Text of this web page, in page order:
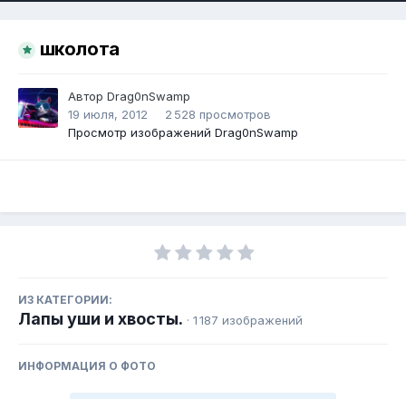
школота
Автор Drag0nSwamp
19 июля, 2012
2 528 просмотров
Просмотр изображений Drag0nSwamp
ИЗ КАТЕГОРИИ:
Лапы уши и хвосты. · 1 187 изображений
ИНФОРМАЦИЯ О ФОТО